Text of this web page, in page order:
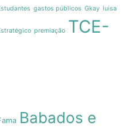
gastos públicos Gkay luisa
premiação TCE-
Babados e